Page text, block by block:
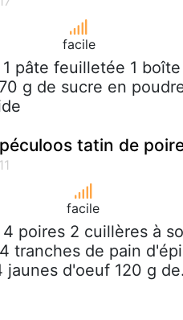
facile
1 pâte feuilletée 1
g de sucre en
tatin de
facile
4 poires 2 cuillères à
tranches de pain
jaunes d'oeuf 120 g